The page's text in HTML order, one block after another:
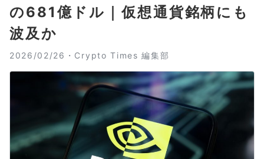
の681億ドル｜仮想通貨銘柄にも
波及か
2026/02/26・ Crypto Times 編集部